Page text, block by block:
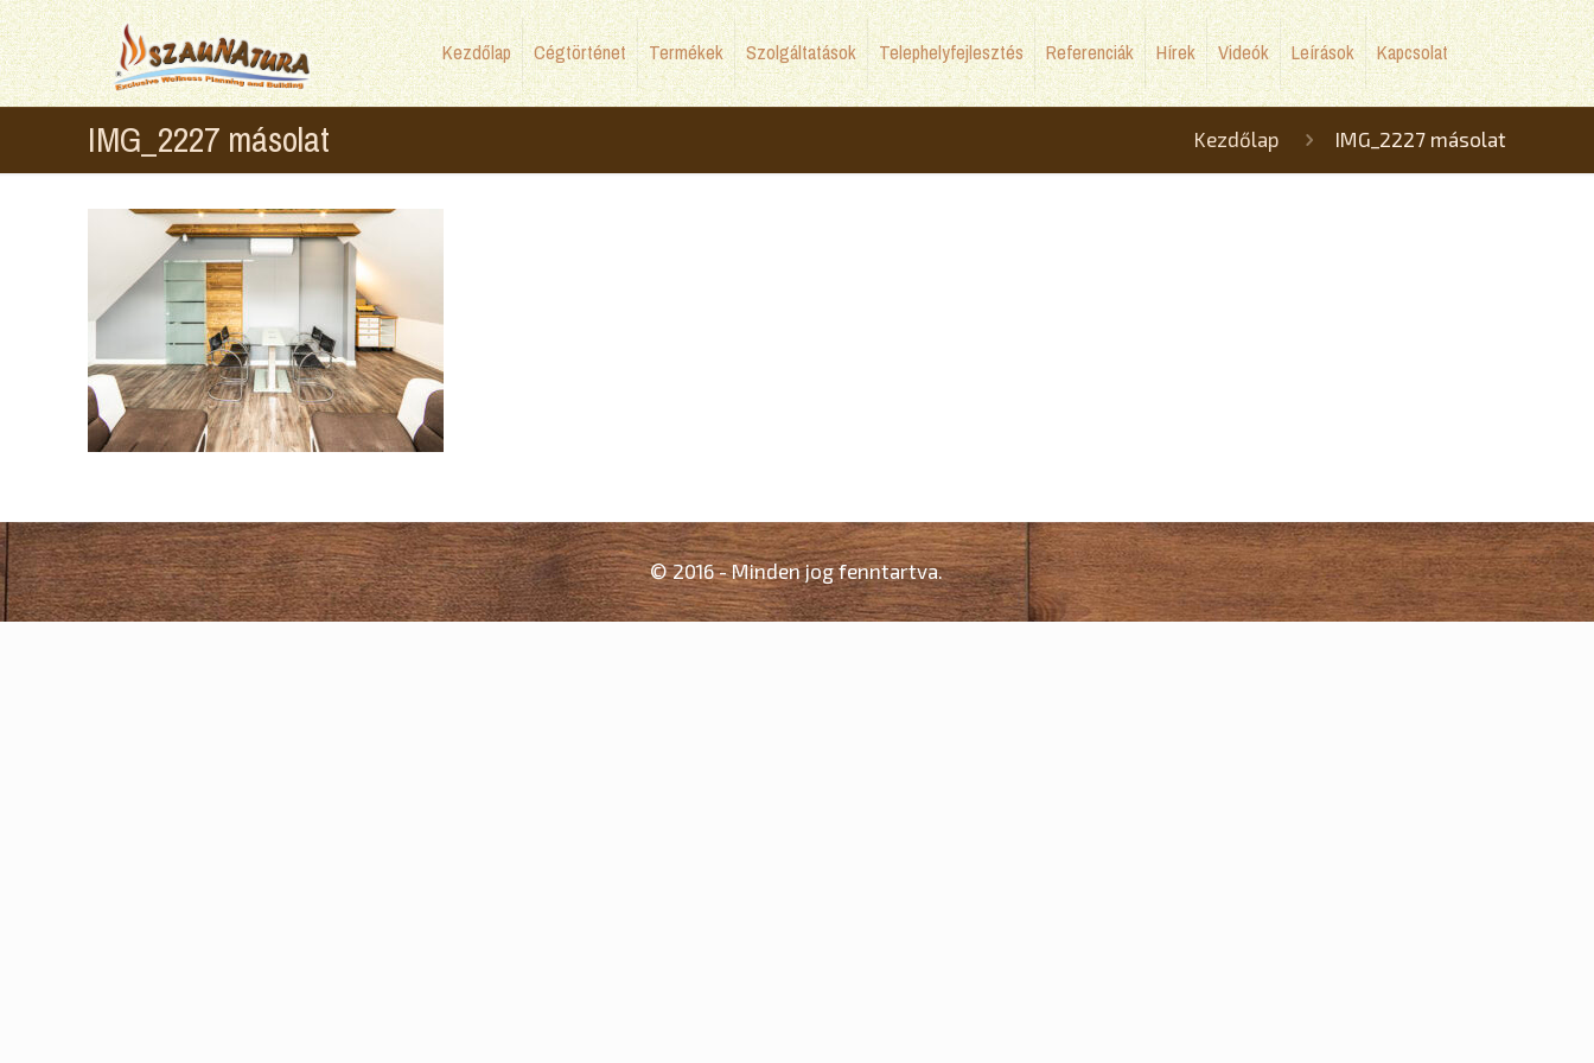
Kezdőlap Cégtörténet Termékek Szolgáltatások Telephelyfejlesztés Referenciák Hírek Videók Leírások Kapcsolat
IMG_2227 másolat Kezdőlap IMG_2227 másolat
© 2016 - Minden jog fenntartva.